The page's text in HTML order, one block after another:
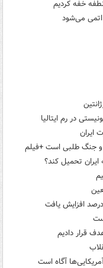
خفه کردیم
اتمی می‌شود
در رم ایتالیا
ایران
و جنگ طلبی است +فیلم
ایران تحمیل کند؟
قرار دادیم
آگاه است